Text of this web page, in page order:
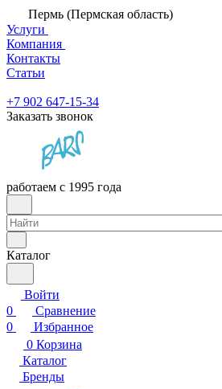
Пермь (Пермская область)
Услуги
Компания
Контакты
Статьи
+7 902 647-15-34
Заказать звонок
работаем с 1995 года
Каталог
Войти
0
Сравнение
0
Избранное
0 Корзина
Каталог
Бренды